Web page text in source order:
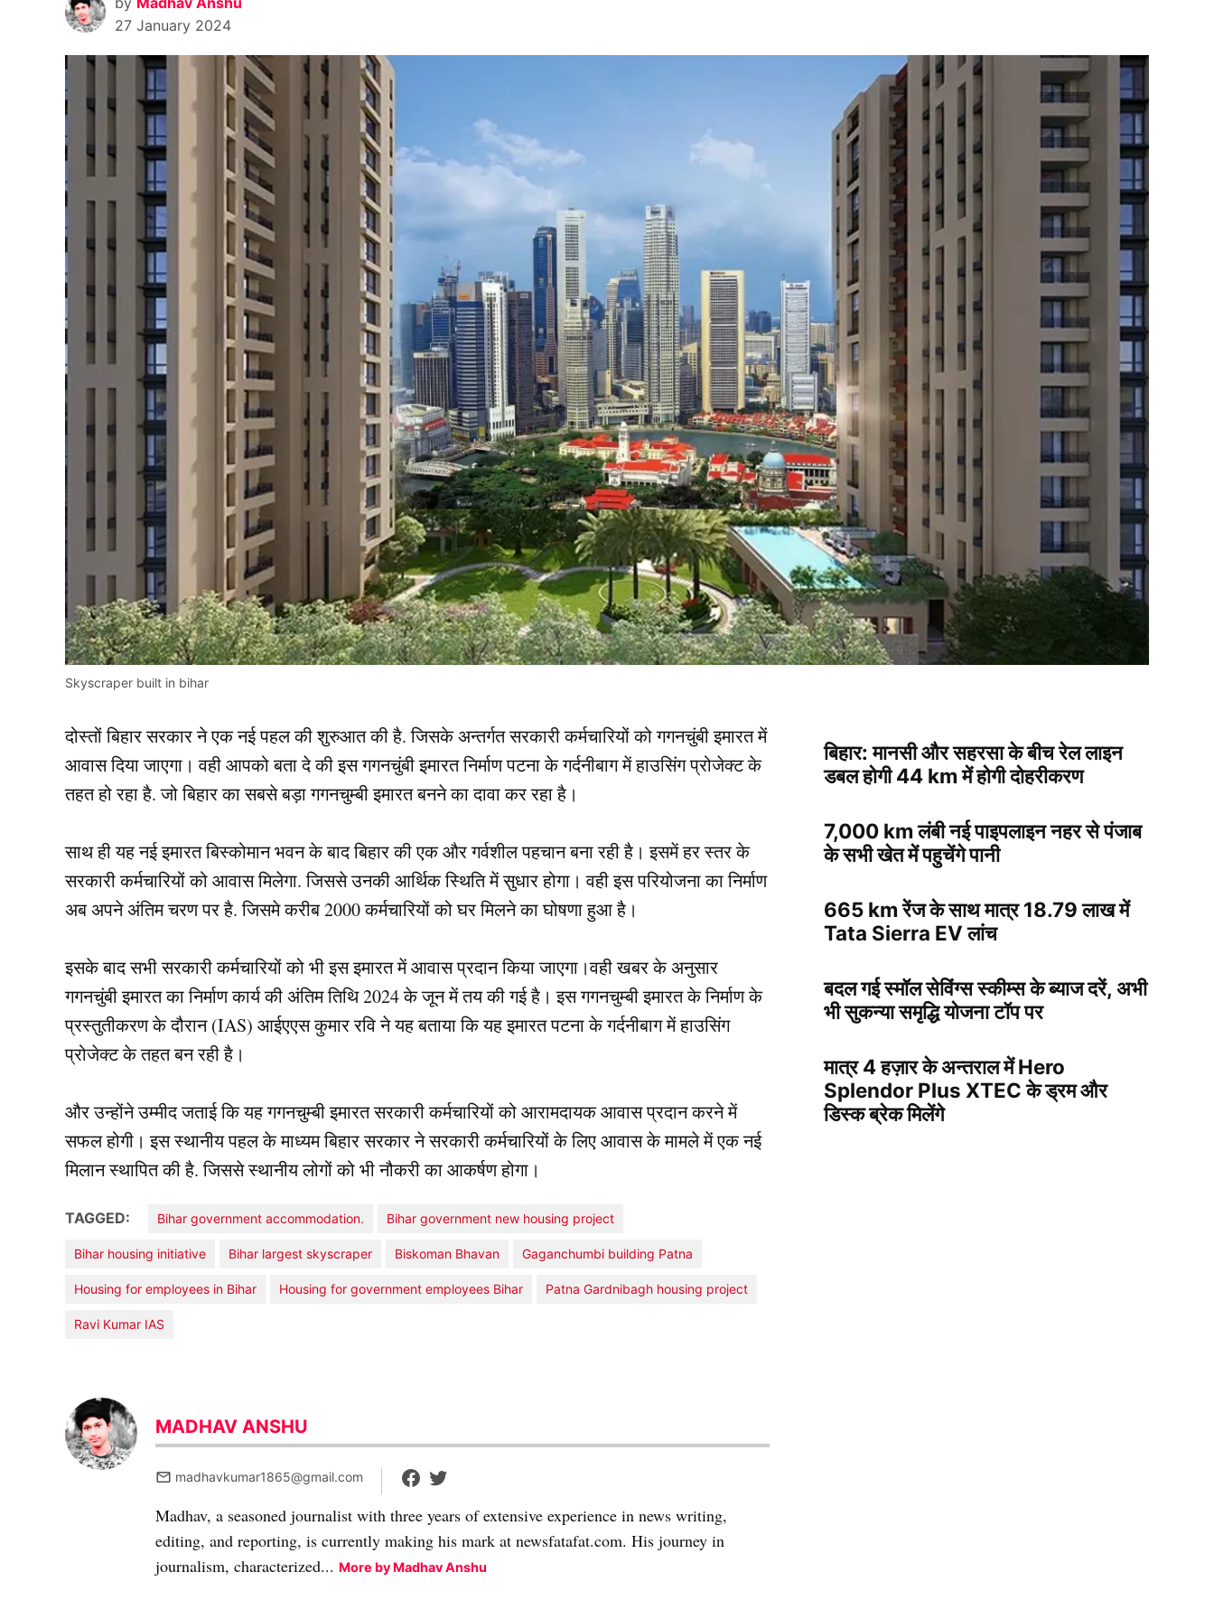
27 January 2024
Skyscraper built in bihar
दोस्तों बिहार सरकार ने एक नई पहल की शुरुआत की है. जिसके अन्तर्गत सरकारी कर्मचारियों को गगनचुंबी इमारत में
आवास दिया जाएगा। वही आपको बता दे की इस गगनचुंबी इमारत निर्माण पटना के गर्दनीबाग में हाउसिंग प्रोजेक्ट के
तहत हो रहा है. जो बिहार का सबसे बड़ा गगनचुम्बी इमारत बनने का दावा कर रहा है।
साथ ही यह नई इमारत बिस्कोमान भवन के बाद बिहार की एक और गर्वशील पहचान बना रही है। इसमें हर स्तर के
सरकारी कर्मचारियों को आवास मिलेगा. जिससे उनकी आर्थिक स्थिति में सुधार होगा। वही इस परियोजना का निर्माण
अब अपने अंतिम चरण पर है. जिसमे करीब 2000 कर्मचारियों को घर मिलने का घोषणा हुआ है।
इसके बाद सभी सरकारी कर्मचारियों को भी इस इमारत में आवास प्रदान किया जाएगा।वही खबर के अनुसार
गगनचुंबी इमारत का निर्माण कार्य की अंतिम तिथि 2024 के जून में तय की गई है। इस गगनचुम्बी इमारत के निर्माण के
प्रस्तुतीकरण के दौरान (IAS) आईएएस कुमार रवि ने यह बताया कि यह इमारत पटना के गर्दनीबाग में हाउसिंग
प्रोजेक्ट के तहत बन रही है।
और उन्होंने उम्मीद जताई कि यह गगनचुम्बी इमारत सरकारी कर्मचारियों को आरामदायक आवास प्रदान करने में
सफल होगी। इस स्थानीय पहल के माध्यम बिहार सरकार ने सरकारी कर्मचारियों के लिए आवास के मामले में एक नई
मिलान स्थापित की है. जिससे स्थानीय लोगों को भी नौकरी का आकर्षण होगा।
TAGGED: Bihar government accommodation. Bihar government new housing project
Bihar housing initiative Bihar largest skyscraper Biskoman Bhavan Gaganchumbi building Patna
Housing for employees in Bihar Housing for government employees Bihar Patna Gardnibagh housing project
Ravi Kumar IAS
MADHAV ANSHU
madhavkumar1865@gmail.com
Madhav, a seasoned journalist with three years of extensive experience in news writing,
editing, and reporting, is currently making his mark at newsfatafat.com. His journey in
journalism, characterized... More by Madhav Anshu
बिहार: मानसी और सहरसा के बीच रेल लाइन
डबल होगी 44 km में होगी दोहरीकरण
7,000 km लंबी नई पाइपलाइन नहर से पंजाब
के सभी खेत में पहुचेंगे पानी
665 km रेंज के साथ मात्र 18.79 लाख में
Tata Sierra EV लांच
बदल गई स्मॉल सेविंग्स स्कीम्स के ब्याज दरें, अभी
भी सुकन्या समृद्धि योजना टॉप पर
मात्र 4 हज़ार के अन्तराल में Hero
Splendor Plus XTEC के ड्रम और
डिस्क ब्रेक मिलेंगे